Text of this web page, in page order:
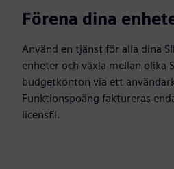
Förena dina
Använd en tjänst för alla dina
enheter och växla mellan olika
budgetkonton via ett
Funktionspoäng faktureras
licensfil.